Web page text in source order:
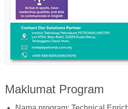
Maklumat Program